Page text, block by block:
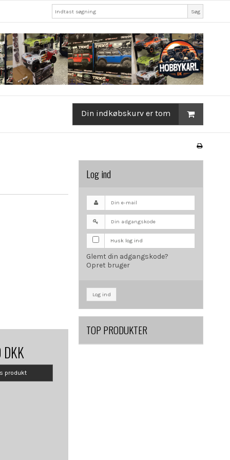
Søg
Din indkøbskurv er tom
produkt
Log ind
Husk log ind
Glemt din adgangskode?
Opret bruger
Log ind
TOP PRODUKTER